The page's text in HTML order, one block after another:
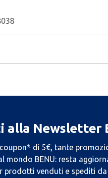
alla Newsletter
di 5€, tante
mondo BENU: resta
prodotti venduti e spediti da